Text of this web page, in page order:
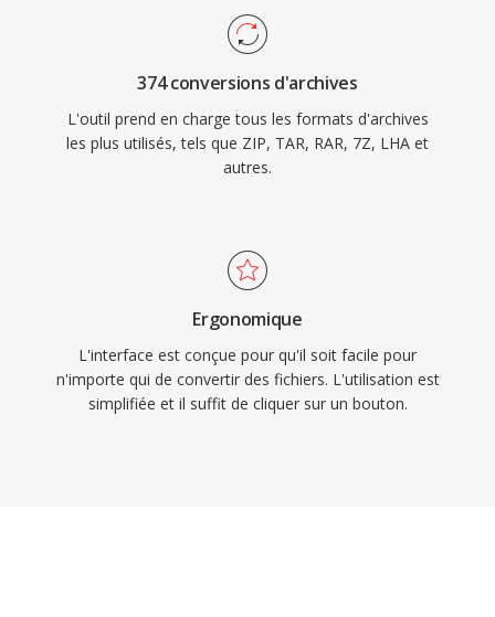
374 conversions d'archives
L'outil prend en charge tous les formats d'archives
les plus utilisés, tels que ZIP, TAR, RAR, 7Z, LHA et
autres.
Ergonomique
L'interface est conçue pour qu'il soit facile pour
n'importe qui de convertir des fichiers. L'utilisation est
simplifiée et il suffit de cliquer sur un bouton.